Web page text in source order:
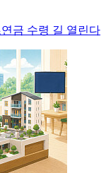
금 수령 길 열린다